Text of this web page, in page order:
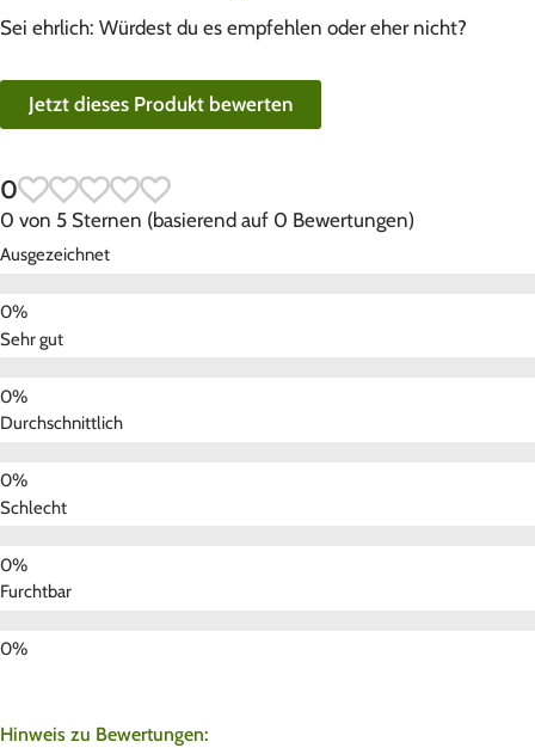
Sei ehrlich: Würdest du es empfehlen oder eher nicht?
Jetzt dieses Produkt bewerten
0
0 von 5 Sternen (basierend auf 0 Bewertungen)
Ausgezeichnet
Sehr gut
Durchschnittlich
Schlecht
Furchtbar
Hinweis zu Bewertungen: